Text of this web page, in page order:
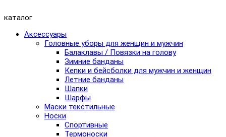
каталог
Аксессуары
Головные уборы для женщин и мужчин
Балаклавы / Повязки на голову
Зимние банданы
Кепки и бейсболки для мужчин и женщин
Летние банданы
Шапки
Шарфы
Маски текстильные
Носки
Спортивные
Термоноски